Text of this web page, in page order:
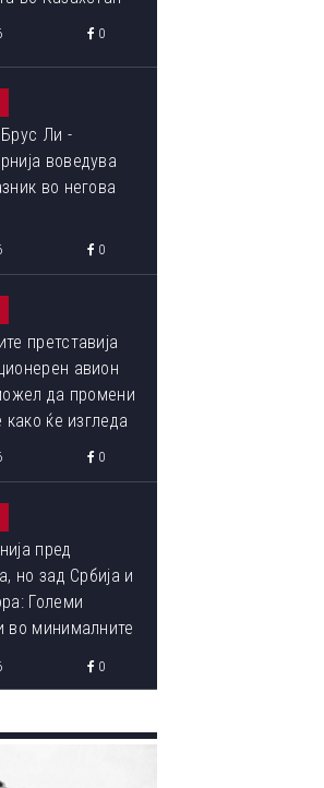
0
Ли -
воведува
во негова
0
претставија
авион
да промени
како ќе изгледа
0
пред
но зад Србија и
Големи
во минималните
0